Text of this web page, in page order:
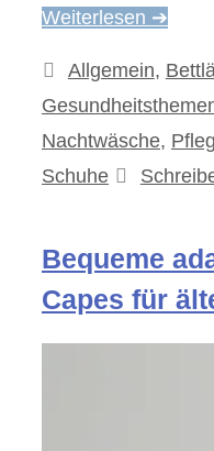
Weiterlesen ➔
Kategorien
Allgemein,
Nachtwäsche,
Schuhe
Bequeme
Capes für